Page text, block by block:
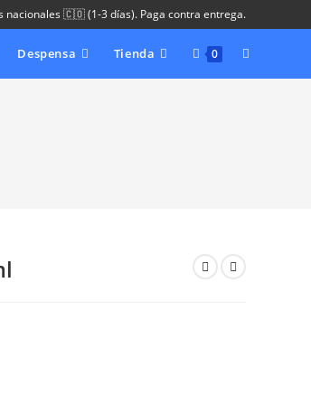
nacionales 🇨🇴 (1-3 días). Paga contra entrega.
Despensa Tienda 0 Alternar